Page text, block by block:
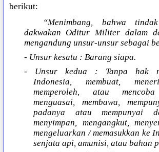
berikut:
“Menimbang, bahwa
dakwakan Oditur Militer dalam
mengandung unsur-unsur sebagai
- Unsur kesatu : Barang siapa.
- Unsur kedua : Tanpa hak
Indonesia, membuat,
memperoleh, atau mencoba
menguasai, membawa,
padanya atau mempunyai
menyimpan, mengangkut,
mengeluarkan / memasukkan ke
senjata api, amunisi, atau bahan